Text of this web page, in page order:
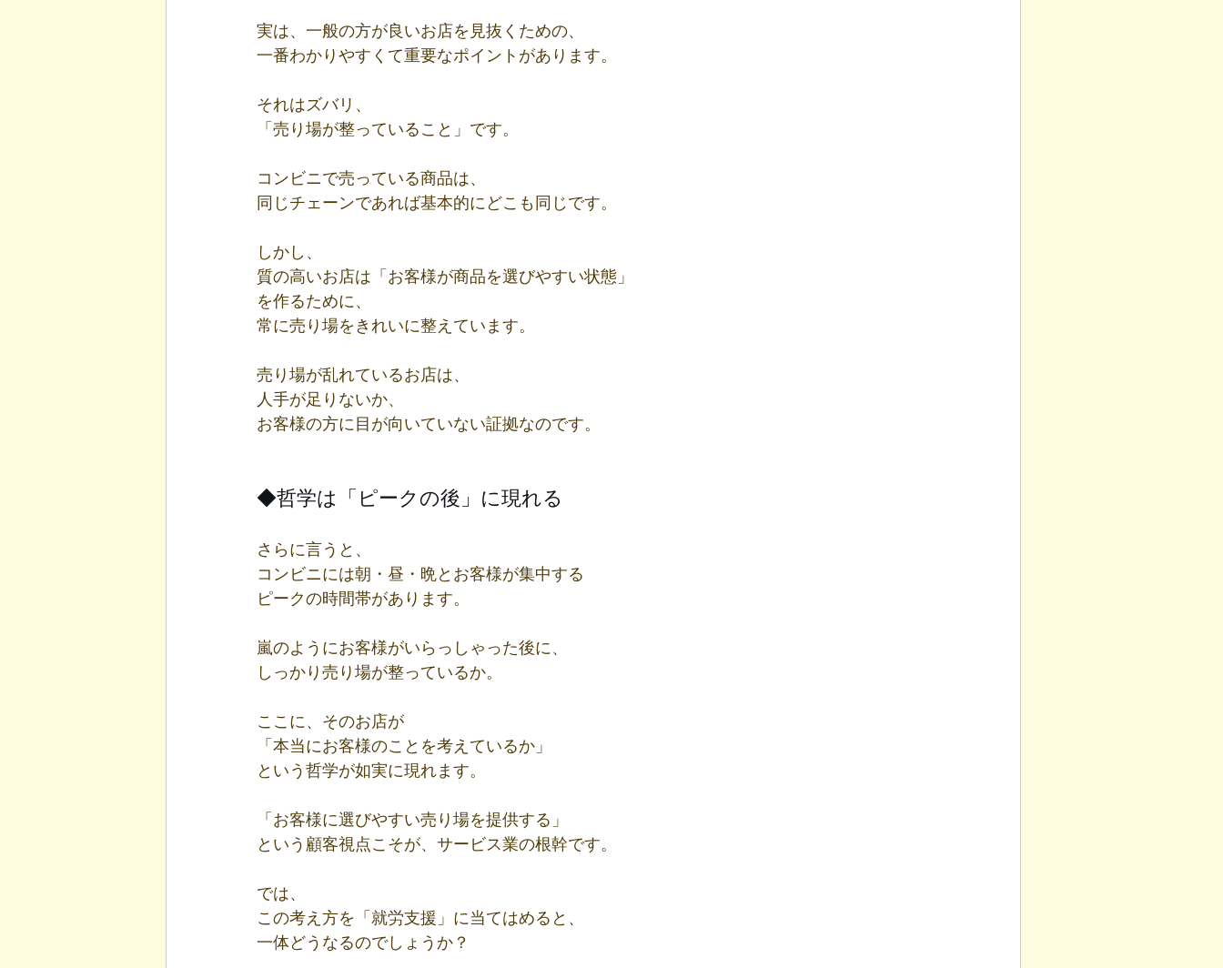
実は、一般の方が良いお店を見抜くための、
一番わかりやすくて重要なポイントがあります。
それはズバリ、
「売り場が整っていること」です。
コンビニで売っている商品は、
同じチェーンであれば基本的にどこも同じです。
しかし、
質の高いお店は「お客様が商品を選びやすい状態」
を作るために、
常に売り場をきれいに整えています。
売り場が乱れているお店は、
人手が足りないか、
お客様の方に目が向いていない証拠なのです。
◆哲学は「ピークの後」に現れる
さらに言うと、
コンビニには朝・昼・晩とお客様が集中する
ピークの時間帯があります。
嵐のようにお客様がいらっしゃった後に、
しっかり売り場が整っているか。
ここに、そのお店が
「本当にお客様のことを考えているか」
という哲学が如実に現れます。
「お客様に選びやすい売り場を提供する」
という顧客視点こそが、サービス業の根幹です。
では、
この考え方を「就労支援」に当てはめると、
一体どうなるのでしょうか？